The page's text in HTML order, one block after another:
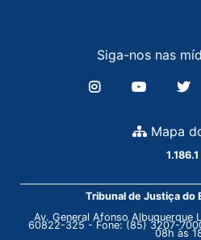
Siga-nos nas
Mapa
1.186.1
Tribunal de Justiça do
Av. General Afonso Albuquerque
60822-325 - Fone: (85) 3207-
08h às